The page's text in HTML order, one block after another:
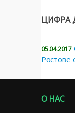
ЦИФРА
05.04.2017
Ростове
О НАС